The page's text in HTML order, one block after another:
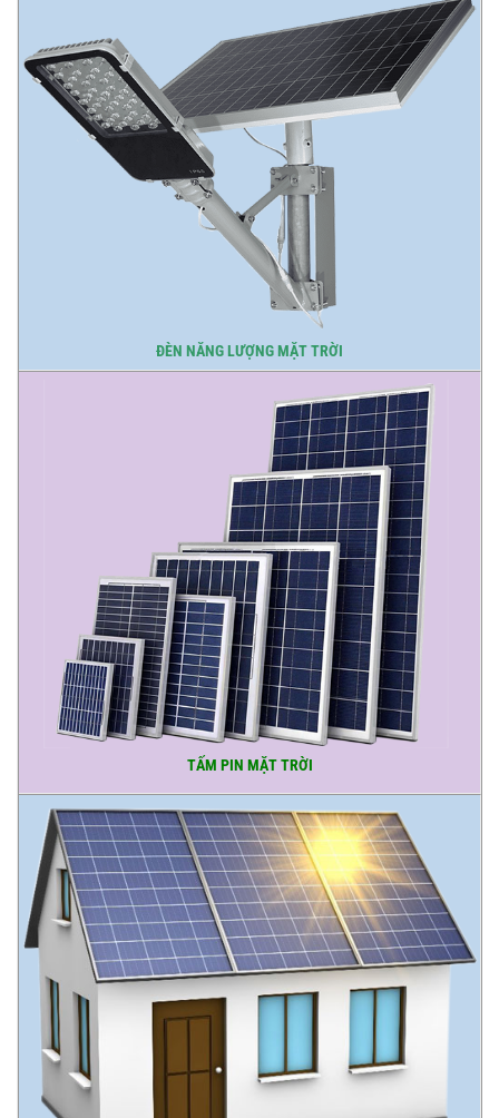
ĐÈN NĂNG LƯỢNG MẶT TRỜI
TẤM PIN MẶT TRỜI